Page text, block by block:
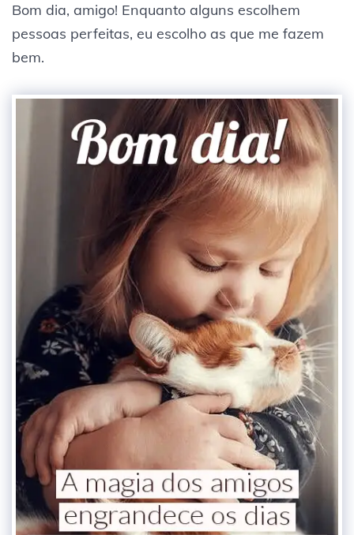
Bom dia, amigo! Enquanto alguns escolhem
pessoas perfeitas, eu escolho as que me fazem
bem.